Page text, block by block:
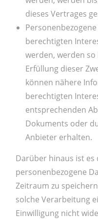
dieses Vertrages
berechtigten
werden, werden
Erfüllung dieser
können nähere
berechtigten
entsprechenden
Dokuments oder
Anbieter erhalten.
Darüber hinaus ist
personenbezogene
Zeitraum zu
solche Verarbeitung
Einwilligung nicht